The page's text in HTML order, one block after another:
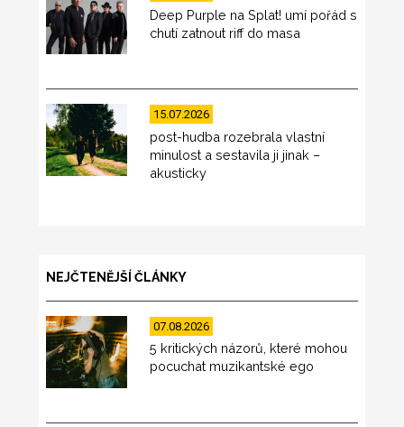
Deep Purple na Splat! umí pořád s
chutí zatnout riff do masa
15.07.2026
post-hudba rozebrala vlastní
minulost a sestavila ji jinak –
akusticky
NEJČTENĚJŠÍ ČLÁNKY
07.08.2026
5 kritických názorů, které mohou
pocuchat muzikantské ego